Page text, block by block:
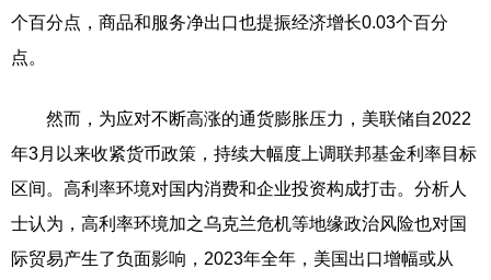
个百分点，商品和服务净出口也提振经济增长0.03个百分
点。
然而，为应对不断高涨的通货膨胀压力，美联储自2022
年3月以来收紧货币政策，持续大幅度上调联邦基金利率目标
区间。高利率环境对国内消费和企业投资构成打击。分析人
士认为，高利率环境加之乌克兰危机等地缘政治风险也对国
际贸易产生了负面影响，2023年全年，美国出口增幅或从